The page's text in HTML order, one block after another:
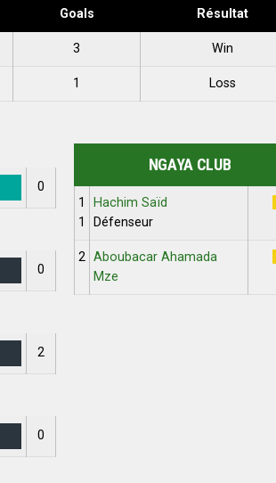
Goals Résultat
3 Win
1 Loss
NGAYA CLUB
1
1
Hachim Saïd
Défenseur
2 Aboubacar Ahamada
Mze
0
0
2
0